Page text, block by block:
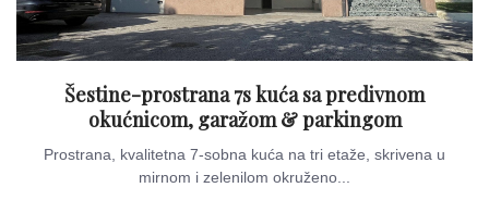
Šestine-prostrana 7s kuća sa predivnom
okućnicom, garažom & parkingom
Prostrana, kvalitetna 7-sobna kuća na tri etaže, skrivena u
mirnom i zelenilom okruženo...